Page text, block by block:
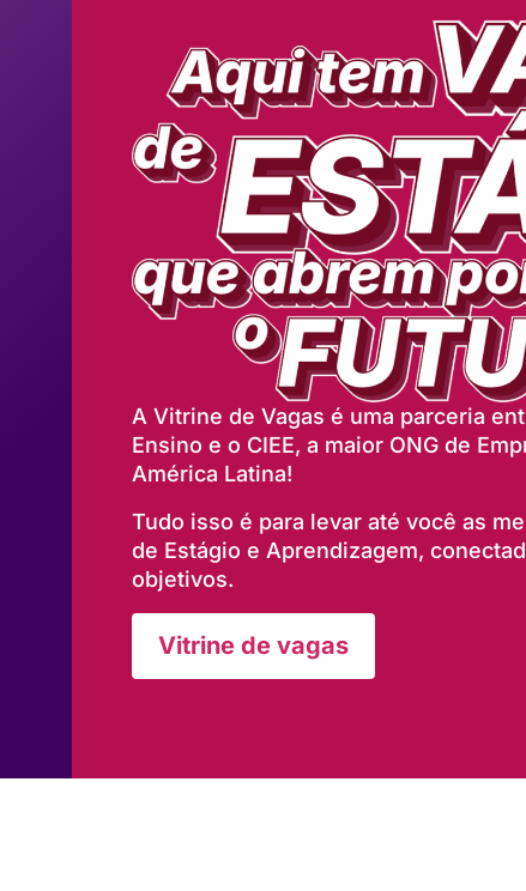
A Vitrine de Vagas é uma parceria
Ensino e o CIEE, a maior ONG de
América Latina!
Tudo isso é para levar até você as
de Estágio e Aprendizagem,
objetivos.
Vitrine de vagas